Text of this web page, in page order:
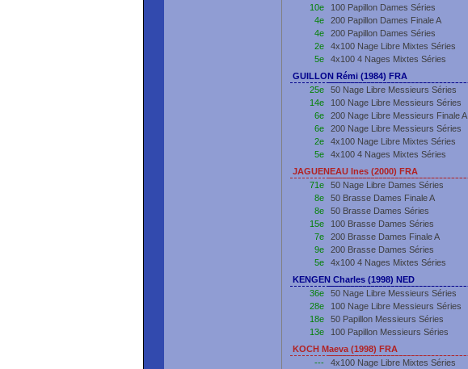
10e 100 Papillon Dames Séries
4e 200 Papillon Dames Finale A
4e 200 Papillon Dames Séries
2e 4x100 Nage Libre Mixtes Séries
5e 4x100 4 Nages Mixtes Séries
GUILLON Rémi (1984) FRA
25e
50 Nage Libre Messieurs Séries
14e 100 Nage Libre Messieurs Séries
6e 200 Nage Libre Messieurs Finale A
6e 200 Nage Libre Messieurs Séries
2e 4x100 Nage Libre Mixtes Séries
5e 4x100 4 Nages Mixtes Séries
JAGUENEAU Ines (2000) FRA
71e
50 Nage Libre Dames Séries
8e 50 Brasse Dames Finale A
8e 50 Brasse Dames Séries
15e 100 Brasse Dames Séries
7e 200 Brasse Dames Finale A
9e 200 Brasse Dames Séries
5e 4x100 4 Nages Mixtes Séries
KENGEN Charles (1998) NED
36e
50 Nage Libre Messieurs Séries
28e 100 Nage Libre Messieurs Séries
18e 50 Papillon Messieurs Séries
13e 100 Papillon Messieurs Séries
KOCH Maeva (1998) FRA
---
4x100 Nage Libre Mixtes Séries